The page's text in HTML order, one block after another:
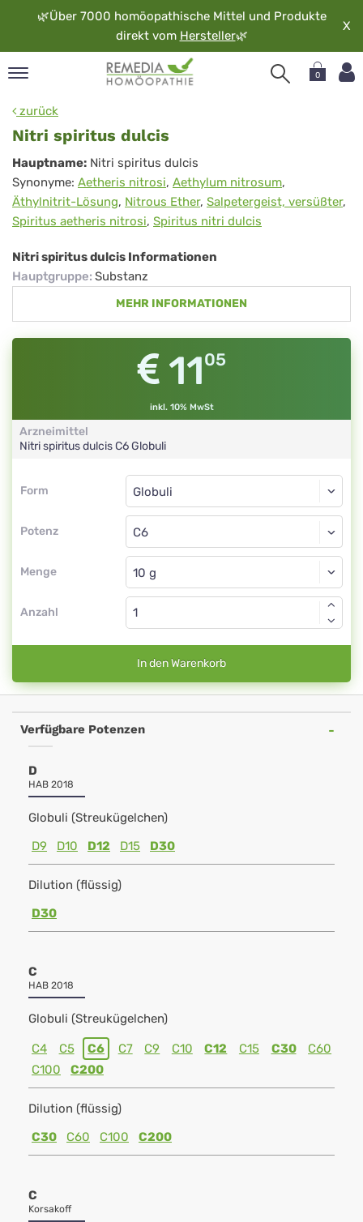
🌿Über 7000 homöopathische Mittel und Produkte
direkt vom Hersteller🌿
X
0
zurück
Nitri spiritus dulcis
Nitri
spiritus
dulcis
Hauptname: Nitri spiritus dulcis
Synonyme: Aetheris nitrosi, Aethylum nitrosum,
Äthylnitrit-Lösung, Nitrous Ether, Salpetergeist, versüßter,
Spiritus aetheris nitrosi, Spiritus nitri dulcis
Nitri spiritus dulcis Informationen
Hauptgruppe: Substanz
MEHR INFORMATIONEN
1105
inkl. 10% MwSt
Arzneimittel
Nitri spiritus dulcisC6Globuli
Form
Form
Potenz
Globuli
C6
Menge
Globuli
Anzahl
In den Warenkorb
Verfügbare Potenzen
D
HAB 2018
Globuli (Streukügelchen)
D9
D10 D12 D15 D30
Dilution (flüssig)
D30
C
HAB 2018
Globuli (Streukügelchen)
C4 C5 C6 C7 C9 C10 C12 C15 C30
C60
C100
C200
Dilution (flüssig)
C30
C60 C100 C200
C
Korsakoff